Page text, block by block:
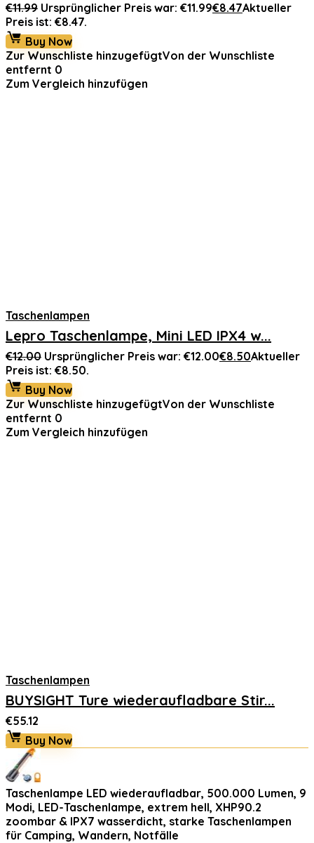
€11.99 Ursprünglicher Preis war: €11.99€8.47Aktueller
Preis ist: €8.47.
Buy Now
Zur Wunschliste hinzugefügtVon der Wunschliste
entfernt 0
Zum Vergleich hinzufügen
Taschenlampen
Lepro Taschenlampe, Mini LED IPX4 w...
€12.00 Ursprünglicher Preis war: €12.00€8.50Aktueller
Preis ist: €8.50.
Buy Now
Zur Wunschliste hinzugefügtVon der Wunschliste
entfernt 0
Zum Vergleich hinzufügen
Taschenlampen
BUYSIGHT Ture wiederaufladbare Stir...
€55.12
Buy Now
Taschenlampe LED wiederaufladbar, 500.000 Lumen, 9
Modi, LED-Taschenlampe, extrem hell, XHP90.2
zoombar & IPX7 wasserdicht, starke Taschenlampen
für Camping, Wandern, Notfälle